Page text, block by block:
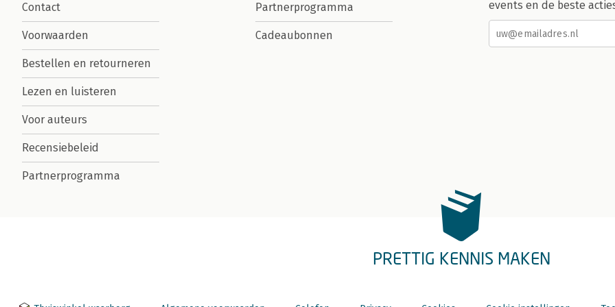
Contact
Voorwaarden
Bestellen en retourneren
Lezen en luisteren
Voor auteurs
Recensiebeleid
Partnerprogramma
Partnerprogramma
Cadeaubonnen
events en de beste
PRETTIG KENNIS MAKEN